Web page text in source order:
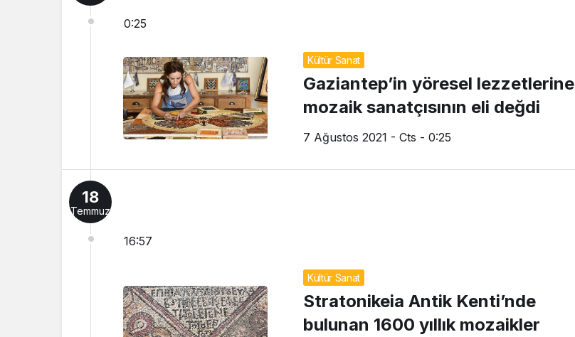
0:25
Kültür Sanat
Gaziantep’in yöresel lezzetlerine
mozaik sanatçısının eli değdi
7 Ağustos 2021 - Cts - 0:25
18
Temmuz
16:57
Kültür Sanat
Stratonikeia Antik Kenti’nde
bulunan 1600 yıllık mozaikler